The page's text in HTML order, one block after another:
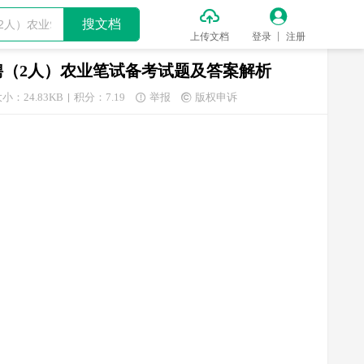
搜文档 
上传文档

登录 注册
2人）农业笔试备考试题及答案解析
小：24.83KB 积分：7.19  举报  版权申诉